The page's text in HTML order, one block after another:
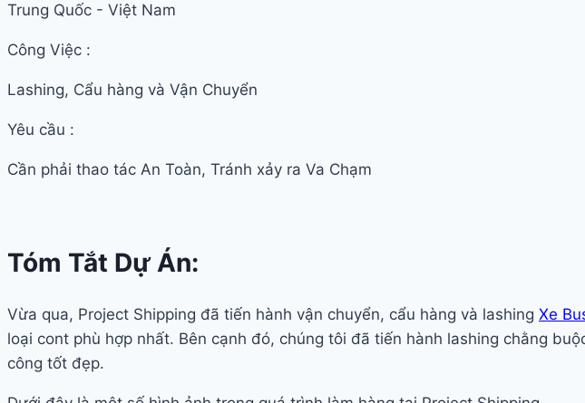
Trung Quốc - Việt Nam
Công Việc :
Lashing, Cẩu hàng và Vận Chuyển
Yêu cầu :
Cần phải thao tác An Toàn, Tránh xảy ra Va Chạm
Tóm Tắt Dự Án:
Vừa qua, Project Shipping đã tiến hành vận chuyển, cẩu hàng và lashing Xe
loại cont phù hợp nhất. Bên cạnh đó, chúng tôi đã tiến hành lashing chằng
công tốt đẹp.